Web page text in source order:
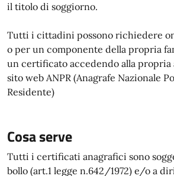
il titolo di soggiorno.
Tutti i cittadini possono richiedere
o per un componente della propria
un certificato accedendo alla propria
sito web ANPR (Anagrafe Nazionale
Residente)
Cosa serve
Tutti i certificati anagrafici sono
bollo (art.1 legge n.642/1972) e/o a